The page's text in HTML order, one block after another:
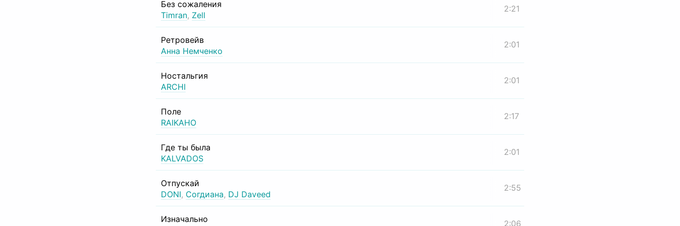
Без сожаления
Timran, Zell
2:21
Ретровейв
Анна Немченко
2:01
Ностальгия
ARCHI
2:01
Поле
RAIKAHO
2:17
Где ты была
KALVADOS
2:01
Отпускай
DONI, Согдиана, DJ Daveed
2:55
Изначально
2:06